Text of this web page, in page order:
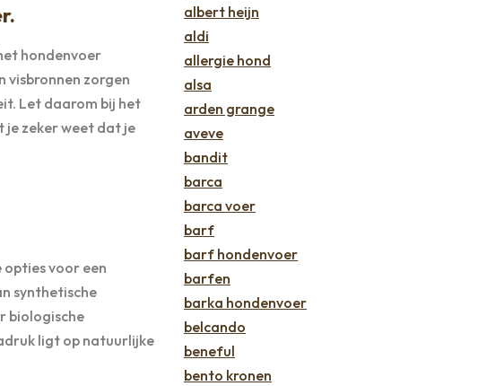
hondenvoer
visbronnen zorgen
Let daarom bij het
je zeker weet dat je
voor een
synthetische
biologische
ligt op natuurlijke
albert heijn
aldi
allergie hond
alsa
arden grange
aveve
bandit
barca
barca voer
barf
barf hondenvoer
barfen
barka hondenvoer
belcando
beneful
bento kronen